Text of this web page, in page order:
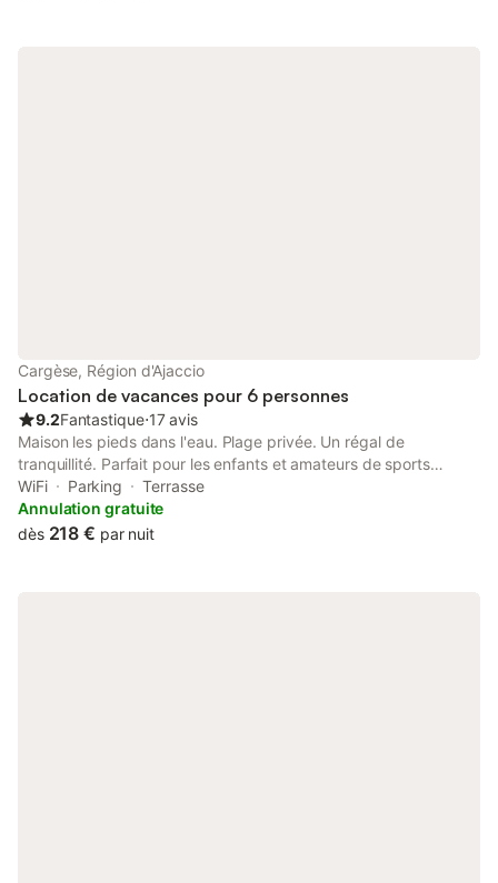
Cargèse, Région d'Ajaccio
Location de vacances pour 6 personnes
9.2Fantastique⋅17 avis
Maison les pieds dans l'eau. Plage privée. Un régal de
tranquillité. Parfait pour les enfants et amateurs de sports
aquatiques, ainsi qu'amateurs de farniente.C'est une maison et
un endroit assez unique. Situé face à une plage de sable fin très
tranquille même en pleine saison. C'est un endroit vraiment rare.
WiFi Parking
Terrasse
Annulation gratuite
dès 218 € par nuit